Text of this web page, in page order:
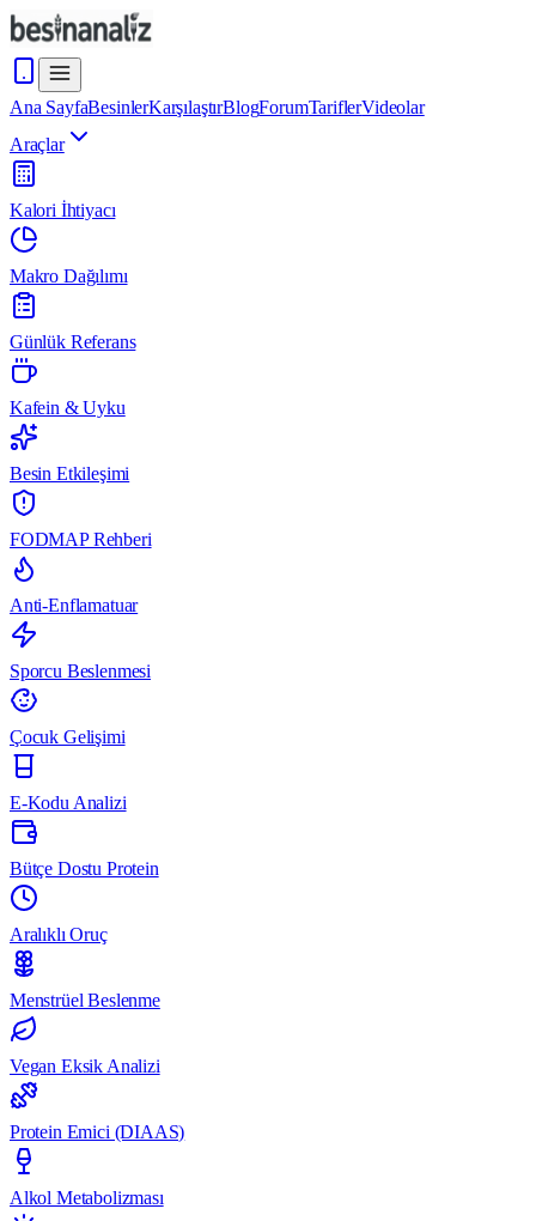
Ana SayfaBesinlerKarşılaştırBlogForumTariflerVideolar
Araçlar
Kalori İhtiyacı
Makro Dağılımı
Günlük Referans
Kafein & Uyku
Besin Etkileşimi
FODMAP Rehberi
Anti-Enflamatuar
Sporcu Beslenmesi
Çocuk Gelişimi
E-Kodu Analizi
Bütçe Dostu Protein
Aralıklı Oruç
Menstrüel Beslenme
Vegan Eksik Analizi
Protein Emici (DIAAS)
Alkol Metabolizması